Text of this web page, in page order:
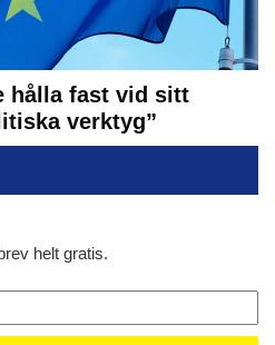
hålla fast vid sitt
verktyg”
helt gratis.